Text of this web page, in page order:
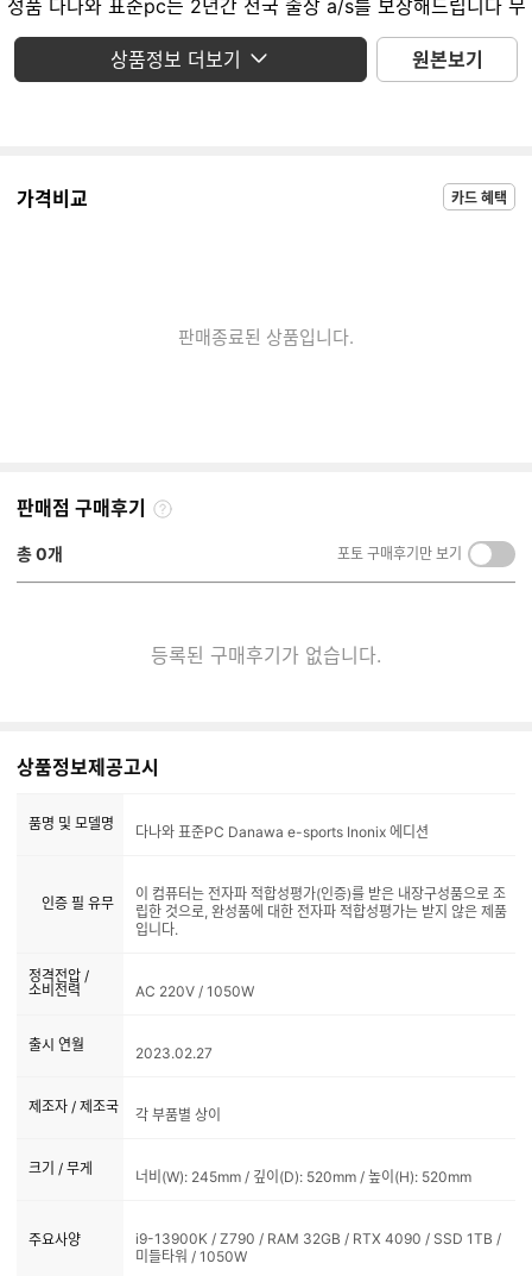
상품정보 더보기 원본보기
가격비교 카드 혜택
판매종료된 상품입니다.
판매점 구매후기
구
기
총0개 포토 구매후기만 보기
켜
기/
등록된 구매후기가 없습니다.
상품정보제공고시
품명 및 모델명 다나와 표준PC Danawa e-sports Inonix 에디션
인증 필 유무
이 컴퓨터는 전자파 적합성평가(인증)를 받은 내장구성품으로 조
립한 것으로, 완성품에 대한 전자파 적합성평가는 받지 않은 제품
입니다.
정격전압 /
소비전력
AC 220V / 1050W
출시 연월 2023.02.27
제조자 / 제조국 각 부품별 상이
크기 / 무게 너비(W): 245mm / 깊이(D): 520mm / 높이(H): 520mm
주요사양
i9-13900K / Z790 / RAM 32GB / RTX 4090 / SSD 1TB /
미들타워 / 1050W